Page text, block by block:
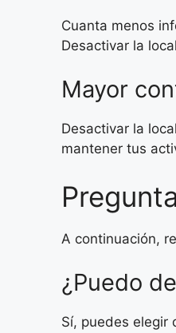
Cuanta menos
Desactivar la
Mayor
Desactivar la
mantener tus
A continuación,
¿Puedo
Sí, puedes elegir